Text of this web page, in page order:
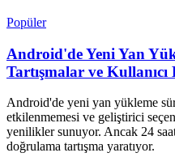
Popüler
Android'de Yeni Yan
Tartışmalar ve
Android'de yeni yan yükleme
etkilenmemesi ve geliştirici
yenilikler sunuyor. Ancak 24
doğrulama tartışma yaratıyor.